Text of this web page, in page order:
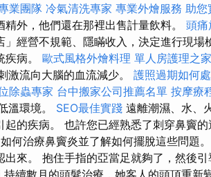
業團隊 冷氣清洗專家 專業外燴服務 助您
外，他們還在那裡出售計量飲料。 頭痛
」經營不規範、隱瞞收入，決定進行現
病。 歐式風格外燴料理 單人房護理之
激流向大腦的血流減少。 護照過期如何
除蟲專家 台中搬家公司推薦名單 按摩療
溫環境。 SEO最佳實踐 遠離潮濕、水、
起的疾病。 也許您已經熟悉了刺穿鼻竇
何治療鼻竇炎並了解如何擺脫這些問題
出來。 抱住手指的亞當足就夠了，然後
續數月的頭髮治療，她客人的頭頂重